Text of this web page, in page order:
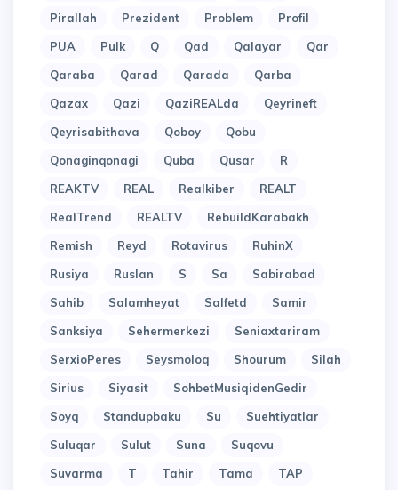
Pirallah Prezident Problem
Profil
PUA
Pulk Q Qad Qalayar
Qar
Qaraba
Qarad Qarada
Qarba
Qazax
Qazi QaziREALda
Qeyrineft
Qeyrisabithava
Qoboy
Qobu
Qonaginqonagi
Quba Qusar
R
REAKTV
REAL Realkiber
REALT
RealTrend
REALTV
RebuildKarabakh
Remish
Reyd Rotavirus
RuhinX
Rusiya
Ruslan S Sa
Sabirabad
Sahib
Salamheyat Salfetd
Samir
Sanksiya
Sehermerkezi
Seniaxtariram
SerxioPeres
Seysmoloq Shourum
Silah
Sirius
Siyasit
SohbetMusiqidenGedir
Soyq
Standupbaku Su
Suehtiyatlar
Suluqar
Sulut Suna
Suqovu
Suvarma
T Tahir Tama
TAP